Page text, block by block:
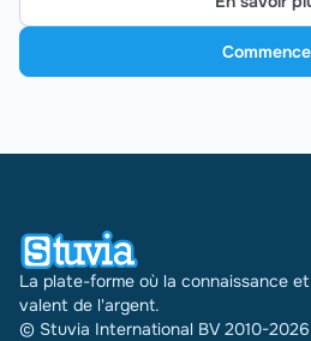
La plate-forme où la connaissance
valent de l'argent.
© Stuvia International BV 2010-2026